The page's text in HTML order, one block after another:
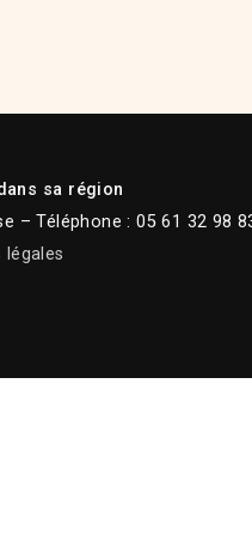
sa région
– Téléphone : 05 61 32 98
légales